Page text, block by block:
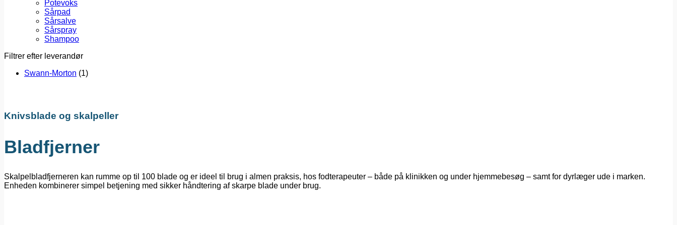
Potevoks
Sårpad
Sårsalve
Sårspray
Shampoo
Filtrer efter leverandør
Swann-Morton (1)
Knivsblade og skalpeller
Bladfjerner
Skalpelbladfjerneren kan rumme op til 100 blade og er ideel til brug i almen praksis, hos fodterapeuter – både på klinikken og under hjemmebesøg – samt for dyrlæger ude i marken.
Enheden kombinerer simpel betjening med sikker håndtering af skarpe blade under brug.